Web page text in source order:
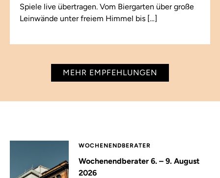
Spiele live übertragen. Vom Biergarten über große
Leinwände unter freiem Himmel bis […]
MEHR EMPFEHLUNGEN
WOCHENENDBERATER
Wochenendberater 6. – 9. August
2026